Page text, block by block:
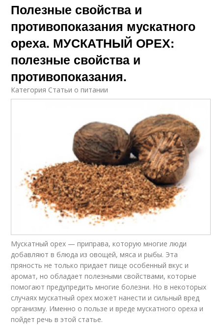
мускатный орех Орех для организма
Орех для мужчин Вред для здоровья
Орех для повышения
Орех для сосудов
Полезные свойства и
противопоказания мускатного
ореха. МУСКАТНЫЙ ОРЕХ:
полезные свойства и
противопоказания.
Категория Статьи о питании
Мускатный орех — приправа, которую многие люди
добавляют в блюда из овощей, мяса и рыбы. Эта
пряность не только придает пище особенный вкус и
аромат, но обладает полезными свойствами, которые
помогают предупредить многие болезни. Но в некоторых
случаях мускатный орех может нанести и сильный вред
организму. Именно о пользе и вреде мускатного ореха и
пойдет речь в этой статье.